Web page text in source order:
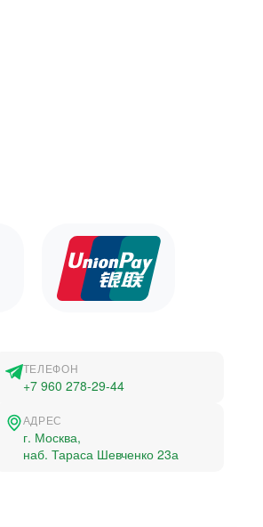
ТЕЛЕФОН
+7 960 278-29-44
АДРЕС
г. Москва,
наб. Тараса Шевченко 23а